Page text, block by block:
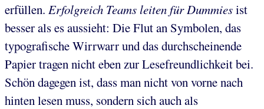
erfüllen. Erfolgreich Teams leiten für Dummiesist
besser als es aussieht: Die Flut an Symbolen, das
typografische Wirrwarr und das durchscheinende
Papier tragen nicht eben zur Lesefreundlichkeit bei.
Schön dagegen ist, dass man nicht von vorne nach
hinten lesen muss, sondern sich auch als